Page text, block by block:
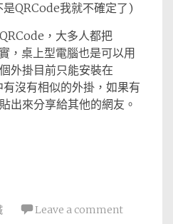
QRCode我就不確定了)
，大多人都把
，桌上型電腦也是可以用
外掛目前只能安裝在
沒有相似的外掛，如果有
出來分享給其他的網友。
Leave a comment